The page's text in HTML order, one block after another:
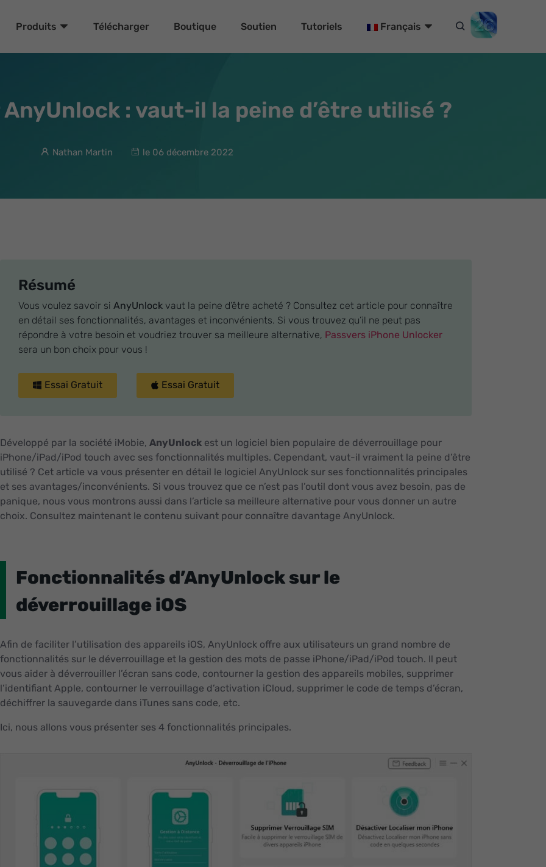
Produits Télécharger Boutique Soutien Tutoriels Français
: vaut-il la peine d’être utilisé ?
Nathan Martin le 06 décembre 2022
Résumé
Vous voulez savoir si AnyUnlockvaut la peine d’être acheté ? Consultez cet article pour connaître
en détail ses fonctionnalités, avantages et inconvénients. Si vous trouvez qu’il ne peut pas
répondre à votre besoin et voudriez trouver sa meilleure alternative, Passvers iPhone Unlocker
sera un bon choix pour vous !
Essai Gratuit Essai Gratuit
Développé par la société iMobie, AnyUnlockest un logiciel bien populaire de déverrouillage pour
iPhone/iPad/iPod touch avec ses fonctionnalités multiples. Cependant, vaut-il vraiment la peine d’être
utilisé ? Cet article va vous présenter en détail le logiciel AnyUnlock sur ses fonctionnalités principales
et ses avantages/inconvénients. Si vous trouvez que ce n’est pas l’outil dont vous avez besoin, pas de
panique, nous vous montrons aussi dans l’article sa meilleure alternative pour vous donner un autre
choix. Consultez maintenant le contenu suivant pour connaître davantage AnyUnlock.
Fonctionnalités d’AnyUnlock sur le
déverrouillage iOS
Afin de faciliter l’utilisation des appareils iOS, AnyUnlock offre aux utilisateurs un grand nombre de
fonctionnalités sur le déverrouillage et la gestion des mots de passe iPhone/iPad/iPod touch. Il peut
vous aider à déverrouiller l’écran sans code, contourner la gestion des appareils mobiles, supprimer
l’identifiant Apple, contourner le verrouillage d’activation iCloud, supprimer le code de temps d’écran,
déchiffrer la sauvegarde dans iTunes sans code, etc.
Ici, nous allons vous présenter ses 4 fonctionnalités principales.